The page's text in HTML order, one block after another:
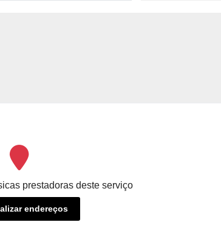
prestadoras deste serviço
endereços